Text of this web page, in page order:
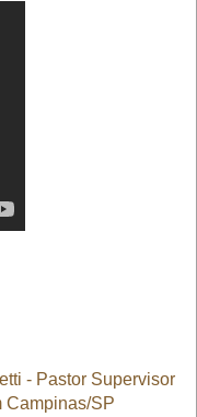
- Pastor Supervisor
Campinas/SP